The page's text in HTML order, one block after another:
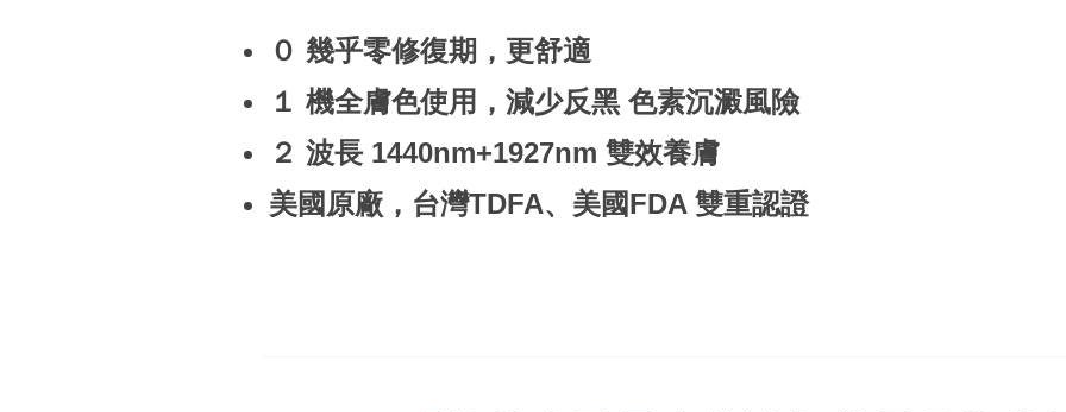
０ 幾乎零修復期，更舒適
１ 機全膚色使用，減少反黑 色素沉澱風險
２ 波長 1440nm+1927nm 雙效養膚
美國原廠 ， 台灣TDFA、美國FDA 雙重認證